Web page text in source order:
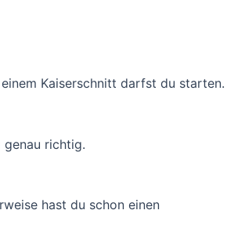
Kaiserschnitt darfst du starten.
richtig.
hast du schon einen